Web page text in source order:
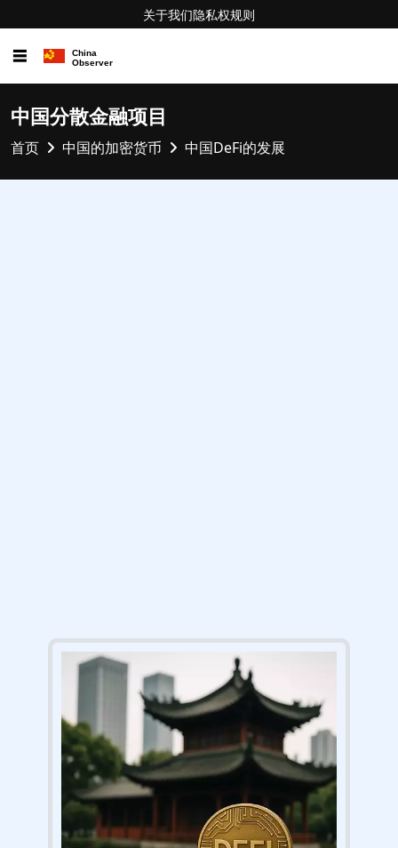
关于我们隐私权规则
☰
中国分散金融项目
首页 中国的加密货币 中国DeFi的发展